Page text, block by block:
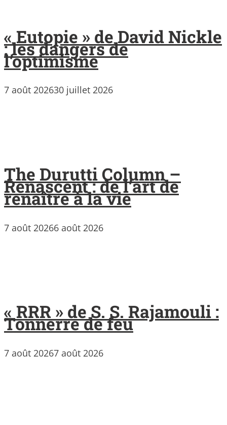
« Eutopie » de David Nickle
: les dangers de
l’optimisme
7 août 202630 juillet 2026
The Durutti Column –
Renascent : de l’art de
renaître à la vie
7 août 20266 août 2026
« RRR » de S. S. Rajamouli :
Tonnerre de feu
7 août 20267 août 2026